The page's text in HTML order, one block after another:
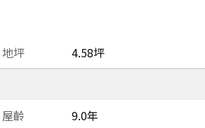
地坪
4.58坪
屋齡
9.0年